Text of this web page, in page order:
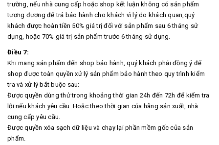
trường, nếu nhà cung cấp hoặc shop kết luận không có sản phẩm
tương đương để trả bảo hành cho khách vì lý do khách quan,quý
khách được hoàn tiền 50% giá trị đối với sản phẩm sau 6 tháng sử
dụng, hoặc 70% giá trị sản phẩm trước 6 tháng sử dụng.
Điều 7:
Khi mang sản phẩm đến shop bảo hành, quý khách phải đồng ý để
shop được toàn quyền xử lý sản phẩm bảo hành theo quy trình kiểm
tra và xử lý bắt buộc sau:
Được quyền dùng thử trong khoảng thời gian 24h đến 72h để kiểm tra
lỗi nếu khách yêu cầu. Hoặc theo thời gian của hãng sản xuất, nhà
cung cấp yêu cầu.
Được quyền xóa sạch dữ liệu và chạy lại phần mềm gốc của sản
phẩm.